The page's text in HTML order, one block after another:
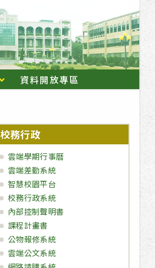
資料開放專區
校務行政
雲端學期行事曆
雲端差勤系統
智慧校園平台
校務行政系統
內部控制聲明書
課程計畫書
公物報修系統
雲端公文系統